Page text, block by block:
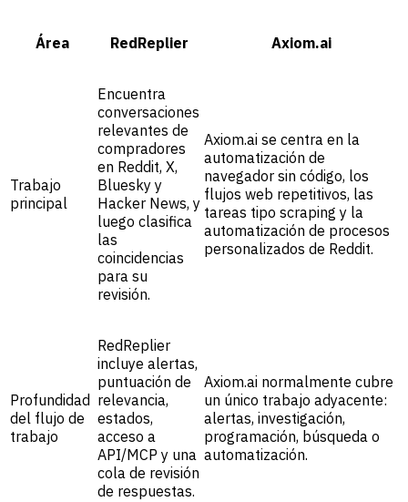
Área RedReplier Axiom.ai
Trabajo
principal
Encuentra
conversaciones
relevantes de
compradores
en Reddit, X,
Bluesky y
Hacker News, y
luego clasifica
las
coincidencias
para su
revisión.
Axiom.ai se centra en la
automatización de
navegador sin código, los
flujos web repetitivos, las
tareas tipo scraping y la
automatización de procesos
personalizados de Reddit.
Profundidad
del flujo de
trabajo
RedReplier
incluye alertas,
puntuación de
relevancia,
estados,
acceso a
API/MCP y una
cola de revisión
de respuestas.
Axiom.ai normalmente cubre
un único trabajo adyacente:
alertas, investigación,
programación, búsqueda o
automatización.